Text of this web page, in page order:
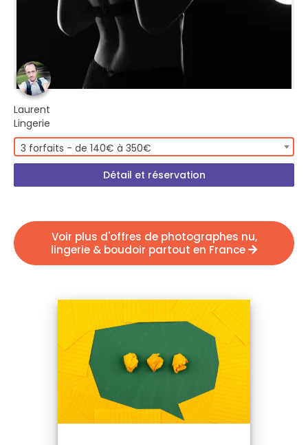
Laurent
Lingerie
3 forfaits - de 140€ à 350€
Détail et réservation
Voir plus d'offres de photographes nu,
lingerie & boudoir partout en France